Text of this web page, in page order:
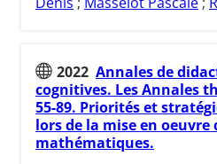
2022 Annales de
cognitives. Les Annales
55-89. Priorités et
lors de la mise en oeuvre
mathématiques.